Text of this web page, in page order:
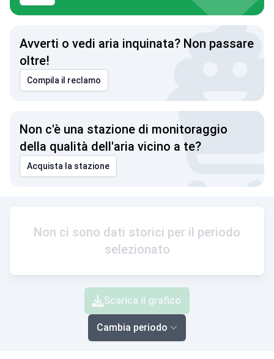
Avverti o vedi aria inquinata? Non passare
oltre!
Compila il reclamo
Non c'è una stazione di monitoraggio
della qualità dell'aria vicino a te?
Acquista la stazione
Non ci sono dati storici per il periodo
selezionato
Scarica il grafico
Cambia periodo